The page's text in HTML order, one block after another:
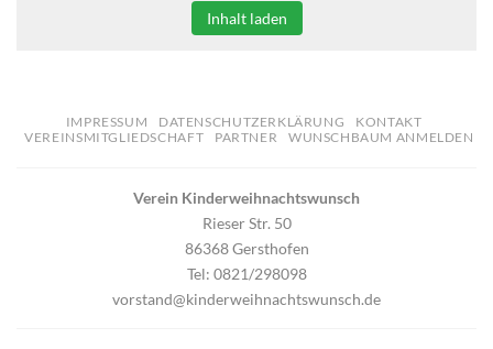
Inhalt laden
IMPRESSUM DATENSCHUTZERKLÄRUNG
KONTAKT
VEREINSMITGLIEDSCHAFT
PARTNER WUNSCHBAUM ANMELDEN
Verein Kinderweihnachtswunsch
Rieser Str. 50
86368 Gersthofen
Tel: 0821/298098
vorstand@kinderweihnachtswunsch.de